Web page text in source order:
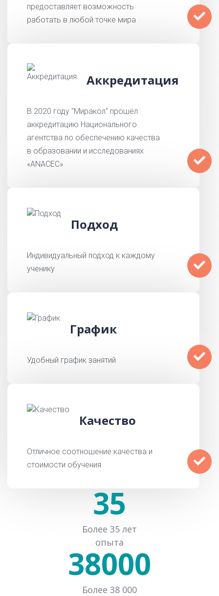
предоставляет возможность
работать в любой точке мира
Аккредитация
В 2020 году "Миракол" прошёл
аккредитацию Национального
агентства по обеспечению качества
в образовании и исследованиях
«ANACEC»
Подход
Индивидуальный подход к каждому
ученику
График
Удобный график занятий
Качество
Отличное соотношение качества и
стоимости обучения
35
Более 35 лет
опыта
38000
Более 38 000